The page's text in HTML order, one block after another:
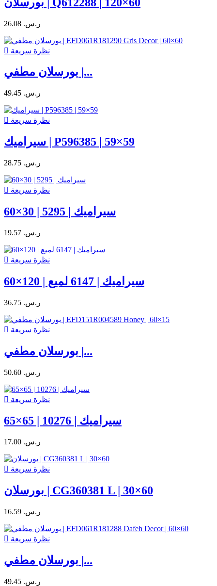
26.08 ر.س.‏
 نظرة سريعة
بورسلان مطفي |...
49.45 ر.س.‏
 نظرة سريعة
سيراميك | P596385 | 59×59
28.75 ر.س.‏
 نظرة سريعة
سيراميك | 5295 | 30×60
19.57 ر.س.‏
 نظرة سريعة
سيراميك | 6147 لميع | 120×60
36.75 ر.س.‏
 نظرة سريعة
بورسلان مطفي |...
50.60 ر.س.‏
 نظرة سريعة
سيراميك | 10276 | 65×65
17.00 ر.س.‏
 نظرة سريعة
بورسلان | CG360381 L | 30×60
16.59 ر.س.‏
 نظرة سريعة
بورسلان مطفي |...
49.45 ر.س.‏